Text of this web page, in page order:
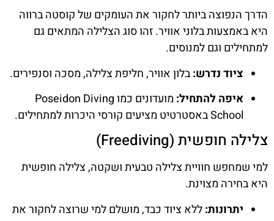
הדרך הנפוצה ביותר לחקור את העומקים של קוסטה ברווה
היא באמצעות בלוני אוויר. זהו סוג הצלילה המתאים גם
למתחילים וגם למנוסים.
ציוד נדרש:בלון אוויר, חליפת צלילה, מסכה וסנפירים.
איפה להתחיל:
מועדונים כמו Poseidon Diving
School באסטרטיט מציעים קורסי היכרות למתחילים.
צלילה חופשית (Freediving)
למי שמחפש חוויית צלילה טבעית ושקטה, צלילה חופשית
היא בחירה מצוינת.
יתרונות:ללא ציוד כבד, מושלם למי שרוצה לחקור את